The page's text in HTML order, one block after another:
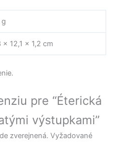
g
× 12,1 × 1,2 cm
pre “Éterická
výstupkami”
zverejnená. Vyžadované